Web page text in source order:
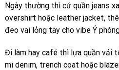
Ngày thường thì cứ quần jeans
overshirt hoặc leather jacket,
đeo vai lỏng tay cho vibe Ý
Đi làm hay café thì lựa quần vải
mi denim, trench coat hoặc